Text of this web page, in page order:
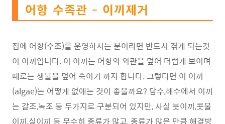
어항 수족관 - 이끼제거
집에 어항(수조)를 운영하시는 분이라면 반드시 겪게 되는것
이 이끼입니다. 이 이끼는 어항의 외관을 덮어 더럽게 보이며
때로는 생물을 덮어 죽이기 까지 합니다. 그렇다면 이 이끼
(algae)는 어떻게 없애는 것이 좋을까요? 담수,해수에서 이끼
는 갈조,녹조 등 두가지로 구분되어 있지만, 사실 붓이끼,콧물
이끼,실이끼 등 무수히 종류가 많고, 종류가 많은 만큼 해결방